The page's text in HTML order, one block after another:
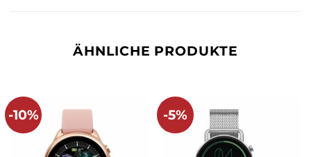
ÄHNLICHE PRODUKTE
-10% -5%